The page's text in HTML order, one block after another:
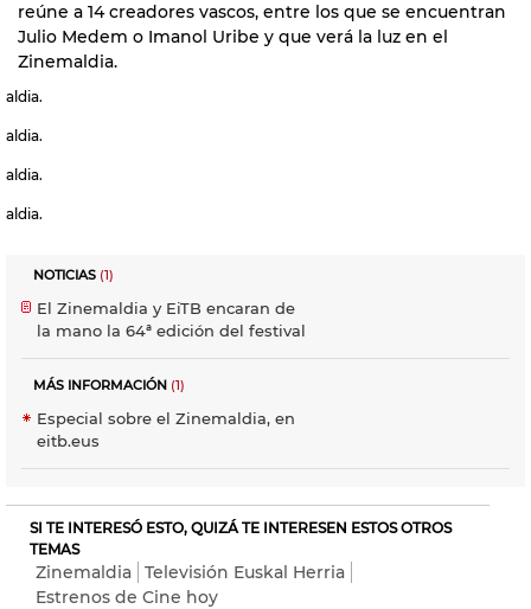
reúne a 14 creadores vascos, entre los que se encuentran
Julio Medem o Imanol Uribe y que verá la luz en el
Zinemaldia.
aldia.
aldia.
aldia.
aldia.
NOTICIAS (1)
El Zinemaldia y EiTB encaran de
la mano la 64ª edición del festival
MÁS INFORMACIÓN (1)
Especial sobre el Zinemaldia, en
eitb.eus
SI TE INTERESÓ ESTO, QUIZÁ TE INTERESEN ESTOS OTROS
TEMAS
Zinemaldia
Televisión Euskal Herria
Estrenos de Cine hoy